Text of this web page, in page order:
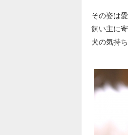
その姿は
飼い主に
犬の気持